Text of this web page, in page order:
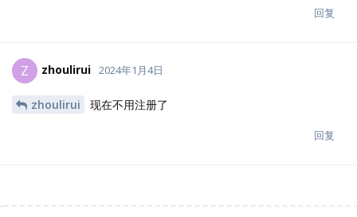
回复
Z zhoulirui 2024年1月4日
zhoulirui 现在不用注册了
回复